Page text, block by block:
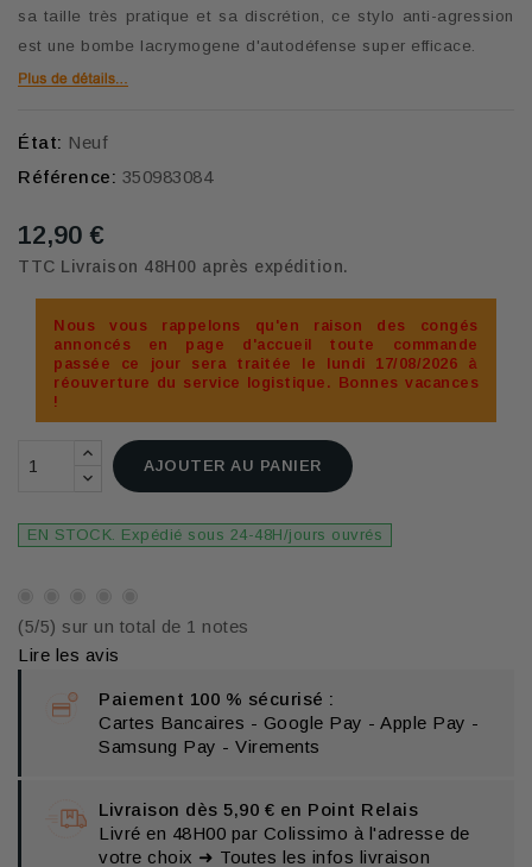
sa taille très pratique et sa discrétion, ce stylo anti-agression
est une bombe lacrymogene d'autodéfense super efficace.
État: Neuf
Référence: 350983084
12,90 €
TTC Livraison 48H00 après expédition.
Nous vous rappelons qu'en raison des congés
annoncés en page d'accueil toute commande
passée ce jour sera traitée le lundi 17/08/2026 à
réouverture du service logistique. Bonnes vacances
!
AJOUTER AU PANIER
EN STOCK. Expédié sous 24-48H/jours ouvrés
(5/5) sur un total de 1 notes
Lire les avis
Paiement 100 % sécurisé :
Cartes Bancaires - Google Pay - Apple Pay -
Samsung Pay - Virements
Livraison dès 5,90 € en Point Relais
Livré en 48H00 par Colissimo à l'adresse de
votre choix ➜ Toutes les infos livraison